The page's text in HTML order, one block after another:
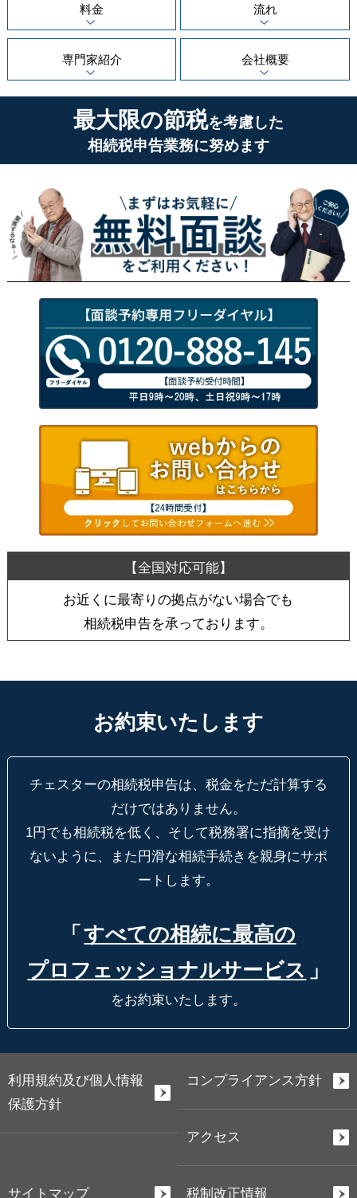
料金
流れ
専門家紹介 会社概要
最大限の節税を考慮した
相続税申告業務に努めます
お近くに最寄りの拠点がない場合でも
相続税申告を承っております。
お約束いたします
チェスターの相続税申告は、税金をただ計算する
だけではありません。
1円でも相続税を低く、そして税務署に指摘を受け
ないように、
また円滑な相続手続きを親身にサポ
ートします。
「 すべての相続に最高の
プロフェッショナルサービス 」
をお約束いたします。
利用規約及び個人情報
保護方針
コンプライアンス方針
アクセス
サイトマップ 税制改正情報